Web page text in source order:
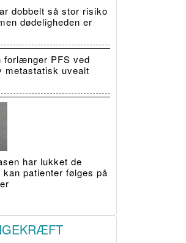
dobbelt så stor risiko
dødeligheden er
forlænger PFS ved
metastatisk uvealt
har lukket de
patienter følges på